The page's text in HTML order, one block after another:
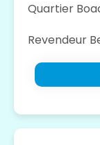
Quartier
Revendeur